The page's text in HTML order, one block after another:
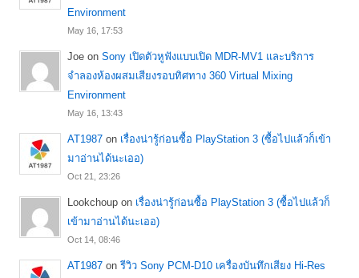
Environment
May 16, 17:53
Joe on Sony เปิดตัวหูฟังแบบเปิด MDR-MV1 และบริการ
จำลองห้องผสมเสียงรอบทิศทาง 360 Virtual Mixing
Environment
May 16, 13:43
AT1987 on เรื่องน่ารู้ก่อนซื้อ PlayStation 3 (ซื้อไปแล้วก็เข้า
มาอ่านได้นะเออ)
Oct 21, 23:26
Lookchoup on เรื่องน่ารู้ก่อนซื้อ PlayStation 3 (ซื้อไปแล้วก็
เข้ามาอ่านได้นะเออ)
Oct 14, 08:46
AT1987 on รีวิว Sony PCM-D10 เครื่องบันทึกเสียง Hi-Res